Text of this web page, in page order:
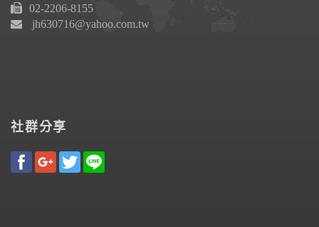
02-2206-8155
jh630716@yahoo.com.tw
社群分享